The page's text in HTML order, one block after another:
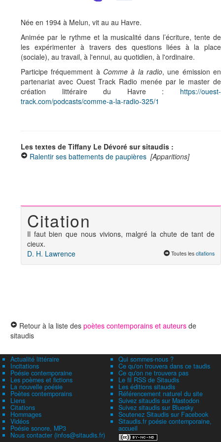
Née en 1994 à Melun, vit au au Havre.
Animée par le rythme et la musicalité dans l’écriture, tente de
les expérimenter à travers des questions liées à la place
(sociale), au travail, à l'ennui, au quotidien, à l'ordinaire.
Participe fréquemment à Comme à la radio, une émission en
partenariat avec Ouest Track Radio menée par le master de
création littéraire du Havre : https://ouest-
track.com/podcasts/comme-a-la-radio-325/1
Les textes de Tiffany Le Dévoré sur sitaudis :
Ralentir ses battements de paupières [Apparitions]
Citation
Il faut bien que nous vivions, malgré la chute de tant de
cieux.
D. H. Lawrence
Toutes les citations
Retour à la liste des poètes contemporains et auteurs de
sitaudis
Actualité littéraire
Incitations
Poésie contemporaine
Les poèmes et fictions
La nouvelle poésie
Poètes contemporains
Liens
Citations
Hommages
Vidéos
Poésie sonore, MP3
Nous contacter (infos@sitaudis.fr)
Qui sommes-nous ?
Ce qu'on trouvera dans ce taudis
Ce qu'on ne trouvera pas
Le fil RSS de Sitaudis
Les éditions sitaudis
Référencement naturel du site
Suivez sitaudis sur Mastodon
Suivez sitaudis sur Bluesky
Soutenez Sitaudis sur Facebook
Sitaudis.fr poésie contemporaine,
accueil